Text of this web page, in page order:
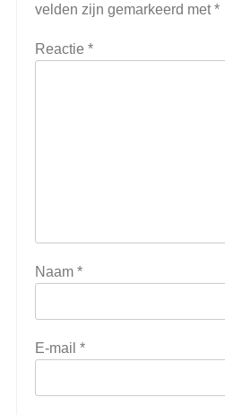
velden zijn gemarkeerd met*
Reactie *
Naam *
E-mail *